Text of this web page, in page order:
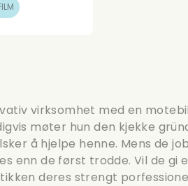
virksomhet med en
møter hun den kjekke
å hjelpe henne. Mens de
enn de først trodde. Vil de gi
deres strengt